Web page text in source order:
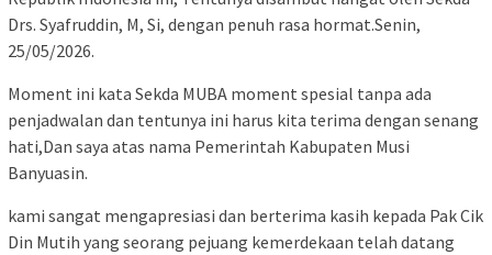
Drs. Syafruddin, M, Si, dengan penuh rasa hormat.Senin,
25/05/2026.
Moment ini kata Sekda MUBA moment spesial tanpa ada
penjadwalan dan tentunya ini harus kita terima dengan senang
hati,Dan saya atas nama Pemerintah Kabupaten Musi
Banyuasin.
kami sangat mengapresiasi dan berterima kasih kepada Pak Cik
Din Mutih yang seorang pejuang kemerdekaan telah datang